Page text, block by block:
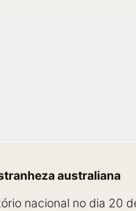
australiana
nacional no dia 20